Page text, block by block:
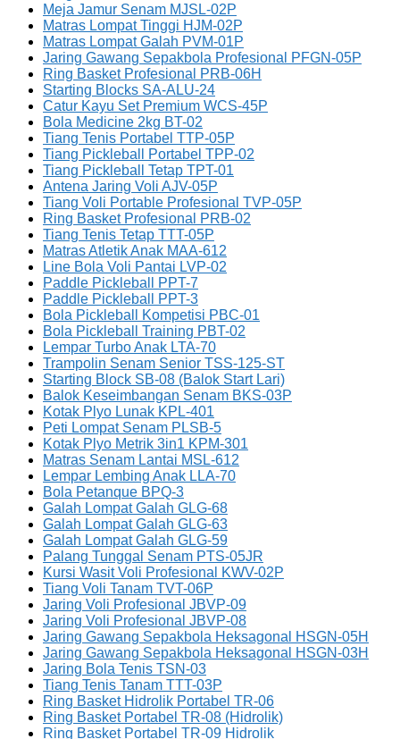
Meja Jamur Senam MJSL-02P
Matras Lompat Tinggi HJM-02P
Matras Lompat Galah PVM-01P
Jaring Gawang Sepakbola Profesional PFGN-05P
Ring Basket Profesional PRB-06H
Starting Blocks SA-ALU-24
Catur Kayu Set Premium WCS-45P
Bola Medicine 2kg BT-02
Tiang Tenis Portabel TTP-05P
Tiang Pickleball Portabel TPP-02
Tiang Pickleball Tetap TPT-01
Antena Jaring Voli AJV-05P
Tiang Voli Portable Profesional TVP-05P
Ring Basket Profesional PRB-02
Tiang Tenis Tetap TTT-05P
Matras Atletik Anak MAA-612
Line Bola Voli Pantai LVP-02
Paddle Pickleball PPT-7
Paddle Pickleball PPT-3
Bola Pickleball Kompetisi PBC-01
Bola Pickleball Training PBT-02
Lempar Turbo Anak LTA-70
Trampolin Senam Senior TSS-125-ST
Starting Block SB-08 (Balok Start Lari)
Balok Keseimbangan Senam BKS-03P
Kotak Plyo Lunak KPL-401
Peti Lompat Senam PLSB-5
Kotak Plyo Metrik 3in1 KPM-301
Matras Senam Lantai MSL-612
Lempar Lembing Anak LLA-70
Bola Petanque BPQ-3
Galah Lompat Galah GLG-68
Galah Lompat Galah GLG-63
Galah Lompat Galah GLG-59
Palang Tunggal Senam PTS-05JR
Kursi Wasit Voli Profesional KWV-02P
Tiang Voli Tanam TVT-06P
Jaring Voli Profesional JBVP-09
Jaring Voli Profesional JBVP-08
Jaring Gawang Sepakbola Heksagonal HSGN-05H
Jaring Gawang Sepakbola Heksagonal HSGN-03H
Jaring Bola Tenis TSN-03
Tiang Tenis Tanam TTT-03P
Ring Basket Hidrolik Portabel TR-06
Ring Basket Portabel TR-08 (Hidrolik)
Ring Basket Portabel TR-09 Hidrolik